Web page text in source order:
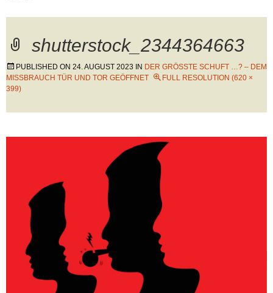
shutterstock_2344364663
PUBLISHED ON 24. AUGUST 2023 IN DER GRÖSSTE SCHUFT …? – DEM M
ISSBRAUCH TÜR UND TOR GEÖFFNET
FULL RESOLUTION (620 ×
399)